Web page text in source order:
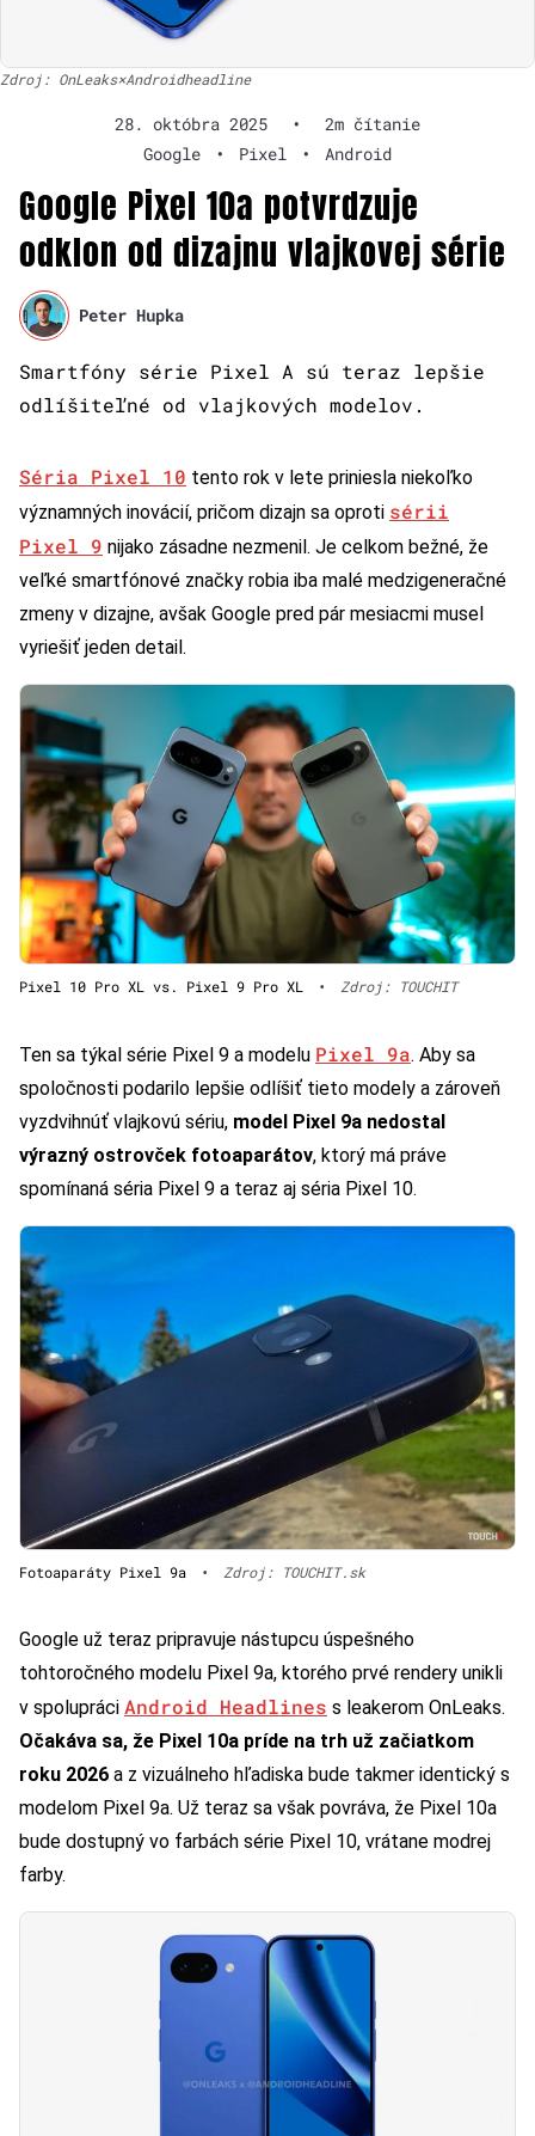
Zdroj: OnLeaks×Androidheadline
28. októbra 2025 •
2m čítanie
Google
• Pixel • Android
Google Pixel 10a potvrdzuje
odklon od dizajnu vlajkovej série
Peter Hupka
Smartfóny série Pixel A sú teraz lepšie
odlíšiteľné od vlajkových modelov.
Séria Pixel 10 tento rok v lete priniesla niekoľko
významných inovácií, pričom dizajn sa oproti sérii
Pixel 9 nijako zásadne nezmenil. Je celkom bežné, že
veľké smartfónové značky robia iba malé medzigeneračné
zmeny v dizajne, avšak Google pred pár mesiacmi musel
vyriešiť jeden detail.
Pixel 10 Pro XL vs. Pixel 9 Pro XL • Zdroj: TOUCHIT
Ten sa týkal série Pixel 9 a modelu Pixel 9a. Aby sa
spoločnosti podarilo lepšie odlíšiť tieto modely a zároveň
vyzdvihnúť vlajkovú sériu, model Pixel 9a nedostal
výrazný ostrovček fotoaparátov, ktorý má práve
spomínaná séria Pixel 9 a teraz aj séria Pixel 10.
Fotoaparáty Pixel 9a • Zdroj: TOUCHIT.sk
Google už teraz pripravuje nástupcu úspešného
tohtoročného modelu Pixel 9a, ktorého prvé rendery unikli
v spolupráci Android Headlines s leakerom OnLeaks.
Očakáva sa, že Pixel 10a príde na trh už začiatkom
roku 2026 a z vizuálneho hľadiska bude takmer identický s
modelom Pixel 9a. Už teraz sa však povráva, že Pixel 10a
bude dostupný vo farbách série Pixel 10, vrátane modrej
farby.